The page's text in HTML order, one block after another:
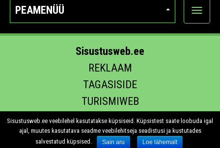
PEAMENÜÜ
Ava
Sisustusweb.ee
REKLAAM
TAGASISIDE
TURISMIWEB
EHITUS.EE
Sisustusweb.ee veebilehel kasutatakse küpsiseid. Küpsistest saate loobuda igal
ajal, muutes kasutatava seadme veebilehitseja seadistusi ja kustutades
salvestatud küpsised.
Sain aru Loe lähemalt